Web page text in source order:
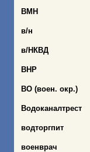
ВМН
в/н
в/НКВД
ВНР
ВО (воен. окр.)
Водоканалтрест
водторгпит
военврач